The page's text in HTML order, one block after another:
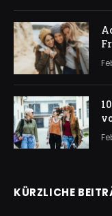
KÜRZLICHE